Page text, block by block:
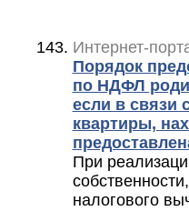
Интернет-
Порядок
по НДФЛ
если в связи
квартиры,
При
налогового